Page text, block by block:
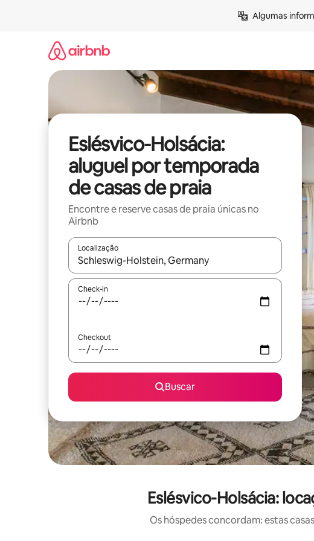
Algumas
Eslésvico-Holsácia:
aluguel por temporada
de casas de praia
Encontre e reserve casas de praia únicas no
Airbnb
Localização
Quando os resultados estiverem disponíveis, explore-os
Check-in
Checkout
Buscar
Eslésvico-Holsácia:
Os hóspedes concordam: estas